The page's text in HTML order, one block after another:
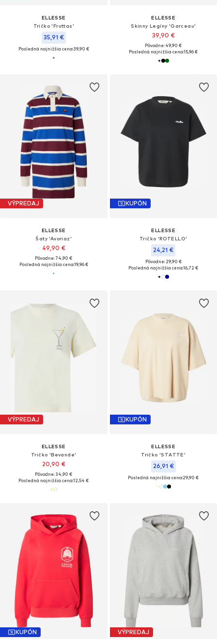
ELLESSE
Tričko 'Fruttas'
35,91 €
Posledná najnižšia cena:39,90 €
ELLESSE
Skinny Legíny 'Garceau'
39,90 €
Pôvodne: 49,90 €
Posledná najnižšia cena:15,96 €
VÝPREDAJ
ELLESSE
Šaty 'Avoriaz'
49,90 €
Pôvodne: 74,90 €
Posledná najnižšia cena:19,96 €
KUPÓN
ELLESSE
Tričko 'ROTELLO'
24,21 €
Pôvodne: 29,90 €
Posledná najnižšia cena:16,72 €
VÝPREDAJ
ELLESSE
Tričko 'Bevande'
20,90 €
Pôvodne: 34,90 €
Posledná najnižšia cena:12,54 €
KUPÓN
ELLESSE
Tričko 'STATTE'
26,91 €
Posledná najnižšia cena:29,90 €
KUPÓN VÝPREDAJ